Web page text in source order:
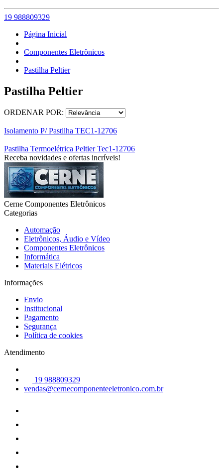
19 988809329
Página Inicial
Componentes Eletrônicos
Pastilha Peltier
Pastilha Peltier
ORDENAR POR:
Isolamento P/ Pastilha TEC1-12706
Pastilha Termoelétrica Peltier Tec1-12706
Receba novidades e ofertas incríveis!
Cerne Componentes Eletrônicos
Categorias
Automação
Eletrônicos, Áudio e Vídeo
Componentes Eletrônicos
Informática
Materiais Elétricos
Informações
Envio
Institucional
Pagamento
Segurança
Política de cookies
Atendimento
19 988809329
vendas@cernecomponenteeletronico.com.br